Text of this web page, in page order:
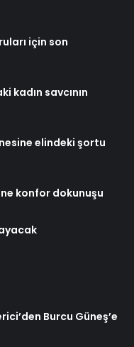
için son
kadın savcının
elindeki şortu
konfor dokunuşu
Burcu Güneş’e